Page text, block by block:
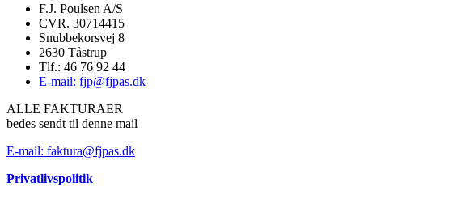
F.J. Poulsen A/S
CVR. 30714415
Snubbekorsvej 8
2630 Tåstrup
Tlf.: 46 76 92 44
E-mail: fjp@fjpas.dk
ALLE FAKTURAER
bedes sendt til denne mail
E-mail: faktura@fjpas.dk
Privatlivspolitik